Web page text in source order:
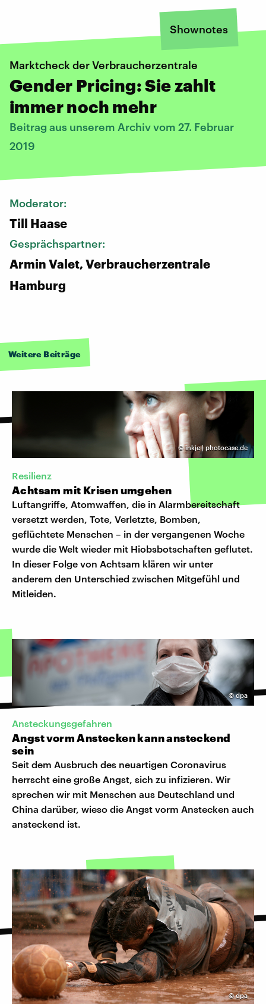
Shownotes
Marktcheck der Verbraucherzentrale
Gender Pricing: Sie zahlt
immer noch mehr
Beitrag aus unserem Archiv vom 27. Februar
2019
Moderator:
Till Haase
Gesprächspartner:
Armin Valet, Verbraucherzentrale
Hamburg
Weitere Beiträge
©inkje | photocase.de
Resilienz
Achtsam mit Krisen umgehen
Luftangriffe, Atomwaffen, die in Alarmbereitschaft
versetzt werden, Tote, Verletzte, Bomben,
geflüchtete Menschen – in der vergangenen Woche
wurde die Welt wieder mit Hiobsbotschaften geflutet.
In dieser Folge von Achtsam klären wir unter
anderem den Unterschied zwischen Mitgefühl und
Mitleiden.
©dpa
Ansteckungsgefahren
Angst vorm Anstecken kann ansteckend
sein
Seit dem Ausbruch des neuartigen Coronavirus
herrscht eine große Angst, sich zu infizieren. Wir
sprechen wir mit Menschen aus Deutschland und
China darüber, wieso die Angst vorm Anstecken auch
ansteckend ist.
©dpa